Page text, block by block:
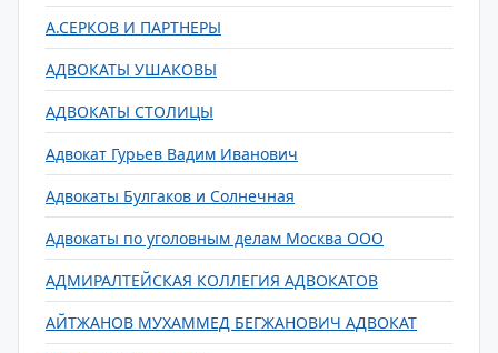
А.СЕРКОВ И ПАРТНЕРЫ
АДВОКАТЫ УШАКОВЫ
АДВОКАТЫ СТОЛИЦЫ
Адвокат Гурьев Вадим Иванович
Адвокаты Булгаков и Солнечная
Адвокаты по уголовным делам Москва ООО
АДМИРАЛТЕЙСКАЯ КОЛЛЕГИЯ АДВОКАТОВ
АЙТЖАНОВ МУХАММЕД БЕГЖАНОВИЧ АДВОКАТ